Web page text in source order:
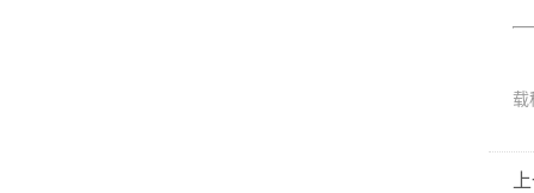
载